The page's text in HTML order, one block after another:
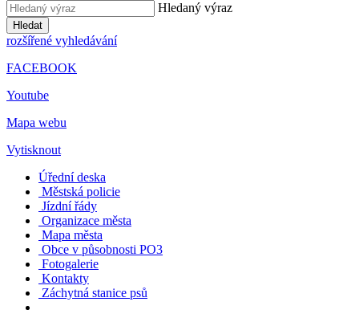
Hledaný výraz
Hledat
rozšířené vyhledávání
FACEBOOK
Youtube
Mapa webu
Vytisknout
Úřední deska
Městská policie
Jízdní řády
Organizace města
Mapa města
Obce v působnosti PO3
Fotogalerie
Kontakty
Záchytná stanice psů